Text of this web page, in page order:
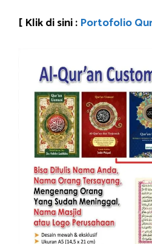
[ Klik di sini : Portofolio